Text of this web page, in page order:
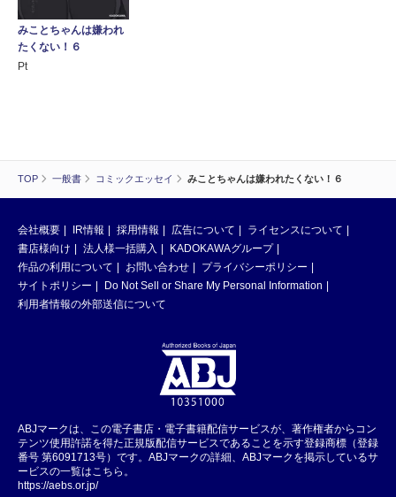
TOP 一般書 コミックエッセイ みことちゃんは嫌われたくない！６
みことちゃんは嫌われ
たくない！６
Pt
会社概要 IR情報 採用情報 広告について
ライセンスについて
書店様向け
法人様一括購入
KADOKAWAグループ
作品の利用について
お問い合わせ
プライバシーポリシー
サイトポリシー
Do Not Sell or Share My Personal Information
利用者情報の外部送信について
ABJマークは、この電子書店・電子書籍配信サービスが、著作権者からコン
テンツ使用許諾を得た正規版配信サービスであることを示す登録商標（登録
番号 第6091713号）です。ABJマークの詳細、ABJマークを掲示しているサ
ービスの一覧はこちら。
https://aebs.or.jp/